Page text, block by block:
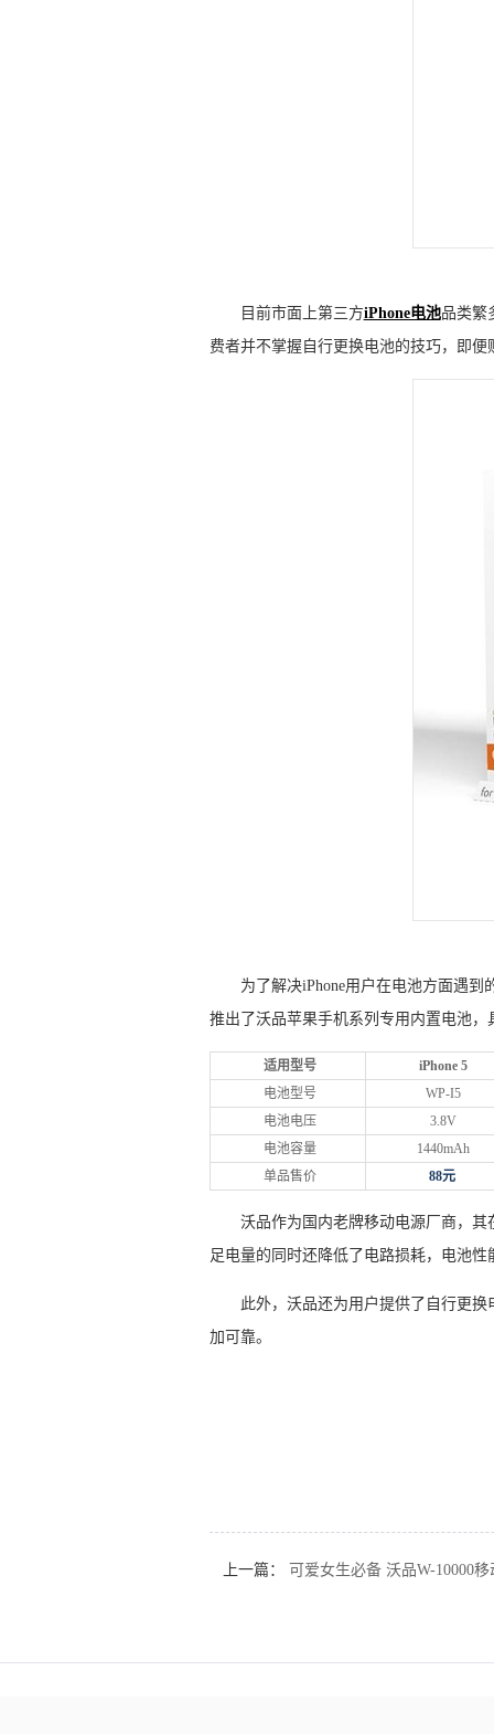
目前市面上第三方iPhone电池品类繁
费者并不掌握自行更换电池的技巧，即
为了解决iPhone用户在电池方面遇到
推出了沃品苹果手机系列专用内置电池，
适用型号
iPhone 5
电池型号
WP-I5
电池电压
3.8V
电池容量
1440mAh
单品售价
88元
沃品作为国内老牌移动电源厂商，
足电量的同时还降低了电路损耗，电池
此外，沃品还为用户提供了自行更
加可靠。
上一篇： 可爱女生必备 沃品W-10000